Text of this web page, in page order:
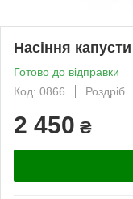
Насіння
Готово до відправки
Код: 0866
Роздріб
2 450 ₴